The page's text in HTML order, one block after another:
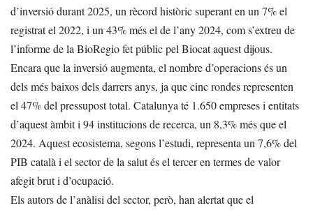
d’inversió durant 2025, un rècord històric superant en un 7% el
registrat el 2022, i un 43% més el de l’any 2024, com s’extreu de
l’informe de la BioRegio fet públic pel Biocat aquest dijous.
Encara que la inversió augmenta, el nombre d’operacions és un
dels més baixos dels darrers anys, ja que cinc rondes representen
el 47% del pressupost total. Catalunya té 1.650 empreses i entitats
d’aquest àmbit i 94 institucions de recerca, un 8,3% més que el
2024. Aquest ecosistema, segons l’estudi, representa un 7,6% del
PIB català i el sector de la salut és el tercer en termes de valor
afegit brut i d’ocupació.
Els autors de l’anàlisi del sector, però, han alertat que el